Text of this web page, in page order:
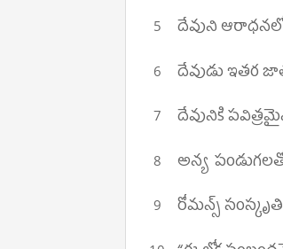
దేవుని ఆరాధనలో
దేవుడు ఇతర
దేవునికి
అన్య
రోమన్స్